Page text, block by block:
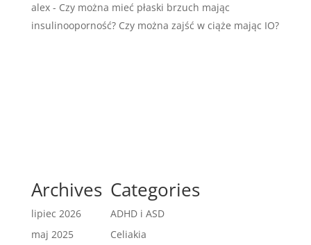
alex- Czy można mieć płaski brzuch mając
insulinooporność? Czy można zajść w ciąże mając IO?
Archives
lipiec 2026
maj 2025
Categories
ADHD i ASD
Celiakia